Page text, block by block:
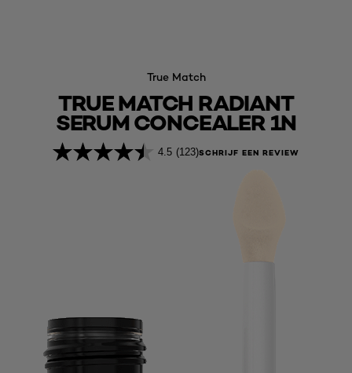
True Match
TRUE MATCH RADIANT
SERUM CONCEALER 1N
4.5 (123)SCHRIJF EEN REVIEW